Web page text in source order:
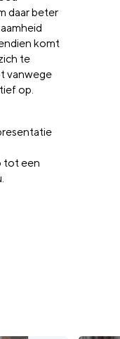
daar beter
komt
te
vanwege
op.
tot een